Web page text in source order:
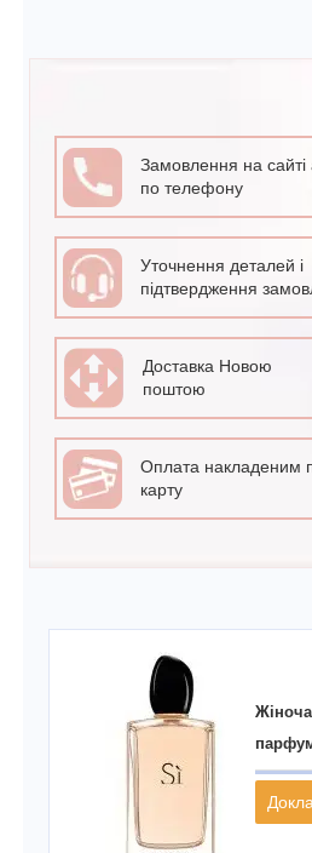
Замовлення на сайті
по телефону
Уточнення деталей і
підтвердження
Доставка Новою
поштою
Оплата накладеним
карту
Жіноча